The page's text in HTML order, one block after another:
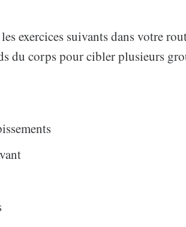
exercices suivants dans votre
du corps pour cibler plusieurs